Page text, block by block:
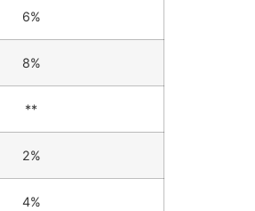
6%
8%
**
2%
4%